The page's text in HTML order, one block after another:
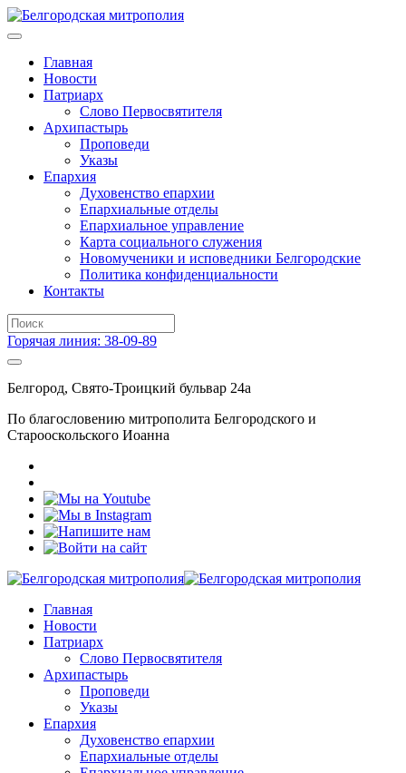
Главная
Новости
Патриарх
Слово Первосвятителя
Архипастырь
Проповеди
Указы
Епархия
Духовенство епархии
Епархиальные отделы
Епархиальное управление
Карта социального служения
Новомученики и исповедники Белгородские
Политика конфиденциальности
Контакты
Горячая линия: 38-09-89
Белгород, Свято-Троицкий бульвар 24а
По благословению митрополита Белгородского и
Старооскольского Иоанна
Главная
Новости
Патриарх
Слово Первосвятителя
Архипастырь
Проповеди
Указы
Епархия
Духовенство епархии
Епархиальные отделы